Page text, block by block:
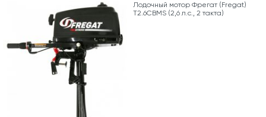
Лодочный мотор Фрегат (Fregat)
T2.6CBMS (2,6 л.с., 2 такта)